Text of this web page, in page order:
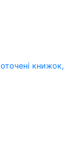
книжок,